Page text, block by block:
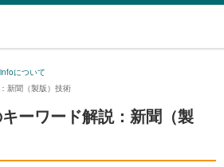
について
新聞（製版）技術
ーワード解説：新聞（製